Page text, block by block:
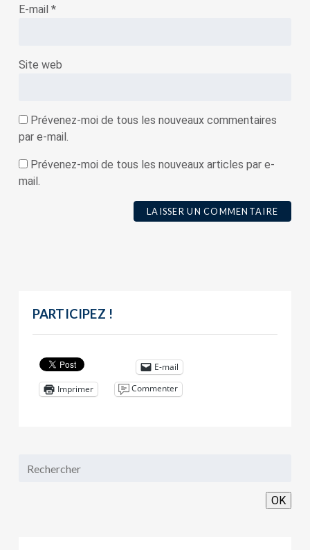
E-mail *
Site web
Prévenez-moi de tous les nouveaux commentaires
par e-mail.
Prévenez-moi de tous les nouveaux articles par e-
mail.
PARTICIPEZ !
E-mail
Imprimer
Commenter
OK